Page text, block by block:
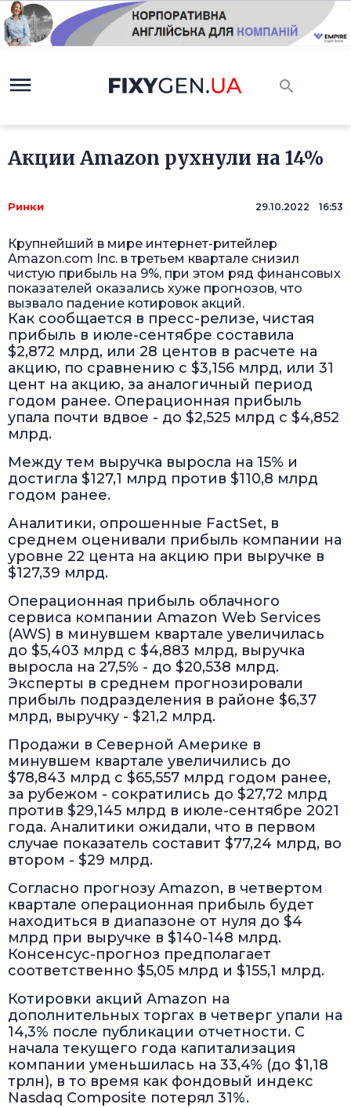
Акции Amazon рухнули на 14%
Ринки 29.10.2022 16:53
Крупнейший в мире интернет-ритейлер
Amazon.com Inc. в третьем квартале снизил
чистую прибыль на 9%, при этом ряд финансовых
показателей оказались хуже прогнозов, что
вызвало падение котировок акций.
Как сообщается в пресс-релизе, чистая
прибыль в июле-сентябре составила
$2,872 млрд, или 28 центов в расчете на
акцию, по сравнению с $3,156 млрд, или 31
цент на акцию, за аналогичный период
годом ранее. Операционная прибыль
упала почти вдвое - до $2,525 млрд с $4,852
млрд.
Между тем выручка выросла на 15% и
достигла $127,1 млрд против $110,8 млрд
годом ранее.
Аналитики, опрошенные FactSet, в
среднем оценивали прибыль компании на
уровне 22 цента на акцию при выручке в
$127,39 млрд.
Операционная прибыль облачного
сервиса компании Amazon Web Services
(AWS) в минувшем квартале увеличилась
до $5,403 млрд с $4,883 млрд, выручка
выросла на 27,5% - до $20,538 млрд.
Эксперты в среднем прогнозировали
прибыль подразделения в районе $6,37
млрд, выручку - $21,2 млрд.
Продажи в Северной Америке в
минувшем квартале увеличились до
$78,843 млрд с $65,557 млрд годом ранее,
за рубежом - сократились до $27,72 млрд
против $29,145 млрд в июле-сентябре 2021
года. Аналитики ожидали, что в первом
случае показатель составит $77,24 млрд, во
втором - $29 млрд.
Согласно прогнозу Amazon, в четвертом
квартале операционная прибыль будет
находиться в диапазоне от нуля до $4
млрд при выручке в $140-148 млрд.
Консенсус-прогноз предполагает
соответственно $5,05 млрд и $155,1 млрд.
Котировки акций Amazon на
дополнительных торгах в четверг упали на
14,3% после публикации отчетности. С
начала текущего года капитализация
компании уменьшилась на 33,4% (до $1,18
трлн), в то время как фондовый индекс
Nasdaq Composite потерял 31%.